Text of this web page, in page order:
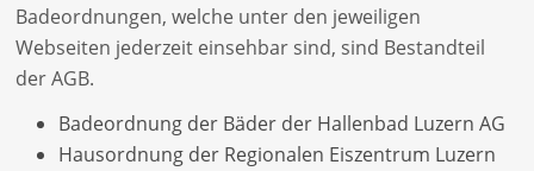
Badeordnungen, welche unter den jeweiligen
Webseiten jederzeit einsehbar sind, sind Bestandteil
der AGB.
Badeordnung der Bäder der Hallenbad Luzern AG
Hausordnung der Regionalen Eiszentrum Luzern